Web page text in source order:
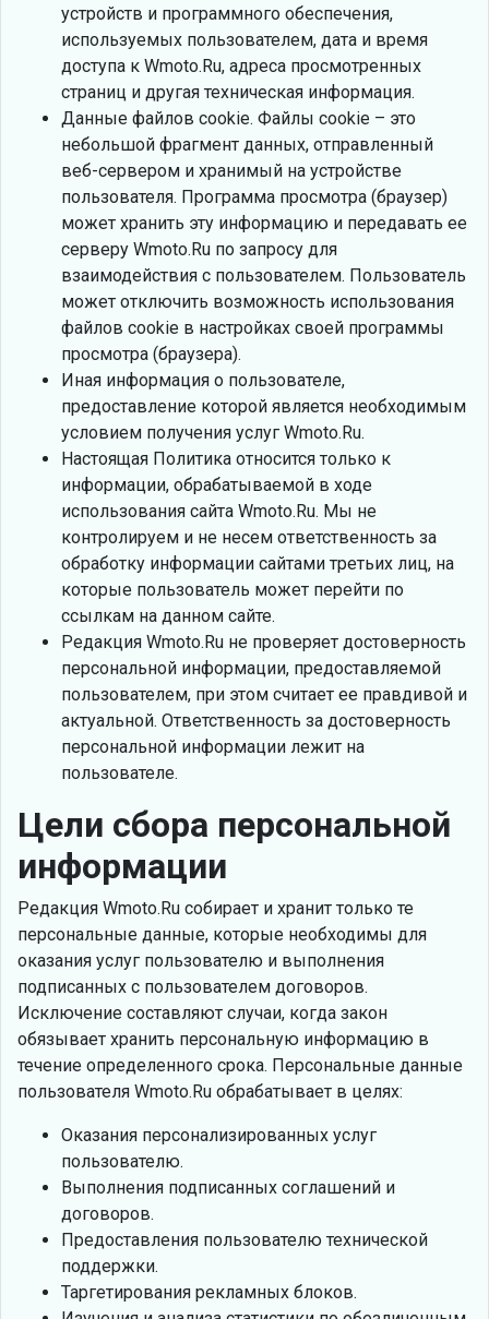
устройств и программного обеспечения,
используемых пользователем, дата и время
доступа к Wmoto.Ru, адреса просмотренных
страниц и другая техническая информация.
Данные файлов cookie. Файлы cookie – это
небольшой фрагмент данных, отправленный
веб-сервером и хранимый на устройстве
пользователя. Программа просмотра (браузер)
может хранить эту информацию и передавать ее
серверу Wmoto.Ru по запросу для
взаимодействия с пользователем. Пользователь
может отключить возможность использования
файлов cookie в настройках своей программы
просмотра (браузера).
Иная информация о пользователе,
предоставление которой является необходимым
условием получения услуг Wmoto.Ru.
Настоящая Политика относится только к
информации, обрабатываемой в ходе
использования сайта Wmoto.Ru. Мы не
контролируем и не несем ответственность за
обработку информации сайтами третьих лиц, на
которые пользователь может перейти по
ссылкам на данном сайте.
Редакция Wmoto.Ru не проверяет достоверность
персональной информации, предоставляемой
пользователем, при этом считает ее правдивой и
актуальной. Ответственность за достоверность
персональной информации лежит на
пользователе.
Цели сбора персональной
информации
Редакция Wmoto.Ru собирает и хранит только те
персональные данные, которые необходимы для
оказания услуг пользователю и выполнения
подписанных с пользователем договоров.
Исключение составляют случаи, когда закон
обязывает хранить персональную информацию в
течение определенного срока. Персональные данные
пользователя Wmoto.Ru обрабатывает в целях:
Оказания персонализированных услуг
пользователю.
Выполнения подписанных соглашений и
договоров.
Предоставления пользователю технической
поддержки.
Таргетирования рекламных блоков.